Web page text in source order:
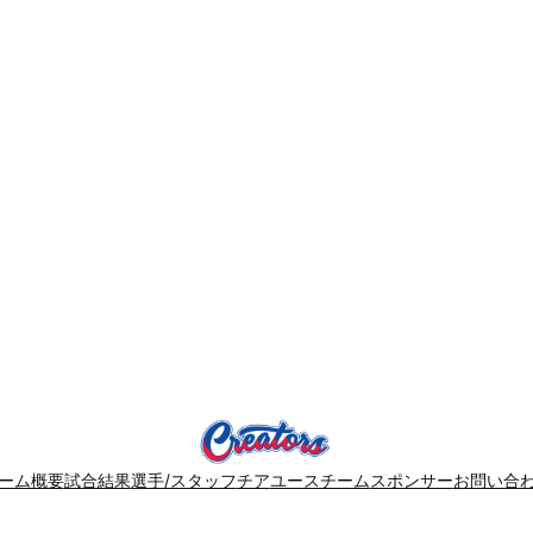
ム概要試合結果選手/スタッフチアユースチームスポンサーお問い合